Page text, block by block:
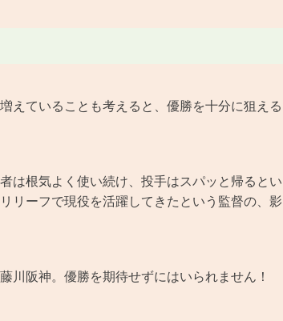
えていることも考えると、優勝を十分に狙える
は根気よく使い続け、投手はスパッと帰るとい
リーフで現役を活躍してきたという監督の、影
川阪神。優勝を期待せずにはいられません！